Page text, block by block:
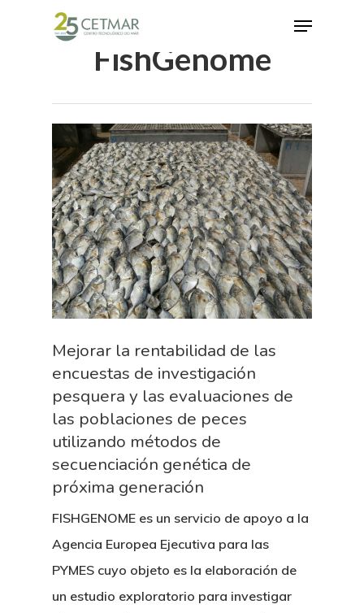
Hit enter to search or ESC to close
FishGenome
Mejorar la rentabilidad de las
encuestas de investigación
pesquera y las evaluaciones de
las poblaciones de peces
utilizando métodos de
secuenciación genética de
próxima generación
FISHGENOME es un servicio de apoyo a la
Agencia Europea Ejecutiva para las
PYMES cuyo objeto es la elaboración de
un estudio exploratorio para investigar